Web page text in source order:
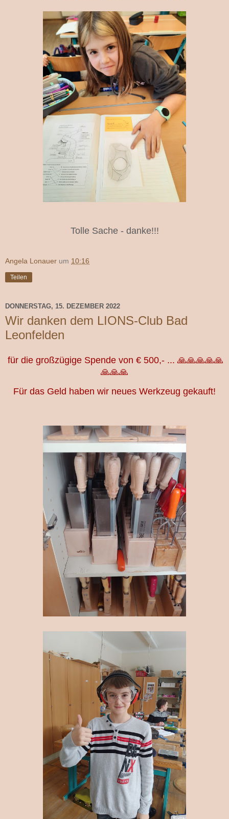
Tolle Sache - danke!!!
Angela Lonauer um 10:16
Teilen
DONNERSTAG, 15. DEZEMBER 2022
Wir danken dem LIONS-Club Bad
Leonfelden
für die großzügige Spende von € 500,- ... 🙏🙏🙏🙏🙏
🙏🙏🙏
Für das Geld haben wir neues Werkzeug gekauft!